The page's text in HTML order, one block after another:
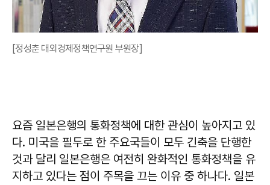
[정성춘 대외경제정책연구원 부원장]
요즘 일본은행의 통화정책에 대한 관심이 높아지고 있
다. 미국을 필두로 한 주요국들이 모두 긴축을 단행한
것과 달리 일본은행은 여전히 완화적인 통화정책을 유
지하고 있다는 점이 주목을 끄는 이유 중 하나다. 일본